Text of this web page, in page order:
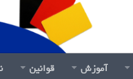
آموزش قوانین